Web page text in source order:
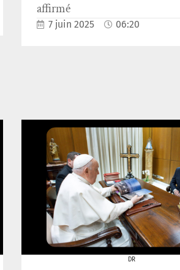
affirmé
7 juin 2025 06:20
DR